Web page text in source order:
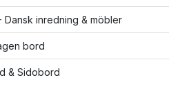
inredning & möbler
bord
& Sidobord